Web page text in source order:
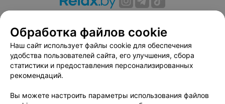
Вакансии
Публичный договор
Способы оплаты
Публичный договор по использованию сервиса
«Афиша»
Пользовательское соглашение
Связаться по вопросам сотрудничества
Обработка файлов cookie
Наш сайт использует файлы cookie для обеспечения
удобства пользователей сайта, его улучшения, сбора
статистики и предоставления персонализированных
рекомендаций.
Вы можете настроить параметры использования файлов